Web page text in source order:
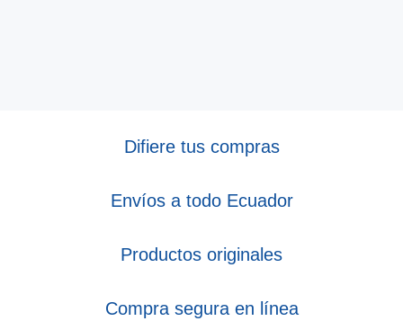
Difiere tus compras
Envíos a todo Ecuador
Productos originales
Compra segura en línea